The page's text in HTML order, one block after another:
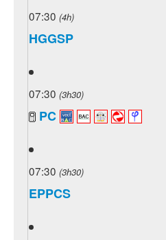
07:30 (4h)
HGGSP
07:30 (3h30)
PC
07:30 (3h30)
EPPCS